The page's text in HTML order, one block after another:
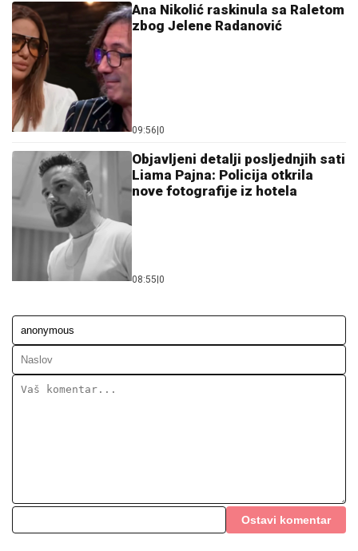
Ana Nikolić raskinula sa Raletom
zbog Jelene Radanović
09:56|0
Objavljeni detalji posljednjih sati
Liama Pajna: Policija otkrila
nove fotografije iz hotela
08:55|0
Ostavi komentar